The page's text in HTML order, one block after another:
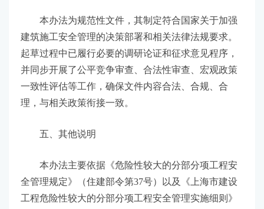
本办法为规范性文件，其制定符合国家关于加强
建筑施工安全管理的决策部署和相关法律法规要求。
起草过程中已履行必要的调研论证和征求意见程序，
并同步开展了公平竞争审查、合法性审查、宏观政策
一致性评估等工作，确保文件内容合法、合规、合
理，与相关政策衔接一致。
五、其他说明
本办法主要依据《危险性较大的分部分项工程安
全管理规定》（住建部令第37号）以及《上海市建设
工程危险性较大的分部分项工程安全管理实施细则》